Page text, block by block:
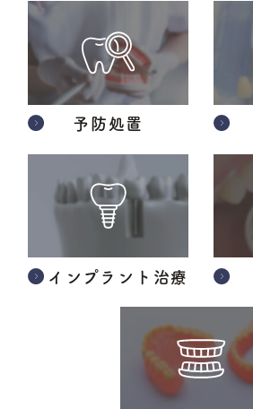
予防処置
インプラント治療